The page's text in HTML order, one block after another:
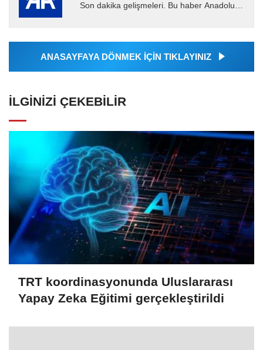
Son dakika gelişmeleri. Bu haber Anadolu
Ajansı tarafından...
ANASAYFAYA DÖNMEK İÇİN TIKLAYINIZ
İLGINIZI ÇEKEBILIR
TRT koordinasyonunda Uluslararası
Yapay Zeka Eğitimi gerçekleştirildi